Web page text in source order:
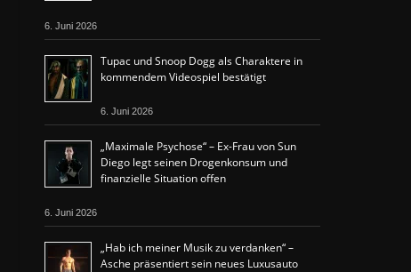
6. Juni 2026
Tupac und Snoop Dogg als Charaktere in
kommendem Videospiel bestätigt
6. Juni 2026
„Maximale Psychose“ – Ex-Frau von Sun
Diego legt seinen Drogenkonsum und
finanzielle Situation offen
6. Juni 2026
„Hab ich meiner Musik zu verdanken“ –
Asche präsentiert sein neues Luxusauto